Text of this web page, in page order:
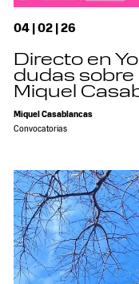
04 | 02 | 26
Directo en
dudas sobre
Miquel
Miquel Casablancas
Convocatorias